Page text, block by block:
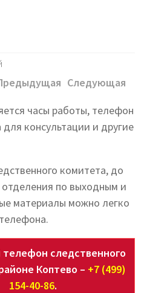
Следующая
часы работы, телефон
консультации и другие
комитета, до
по выходным и
материалы можно легко
следственного
Коптево – +7 (499)
154-40-86.